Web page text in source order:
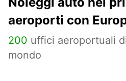
aeroporti con
200 uffici aeroportuali
mondo